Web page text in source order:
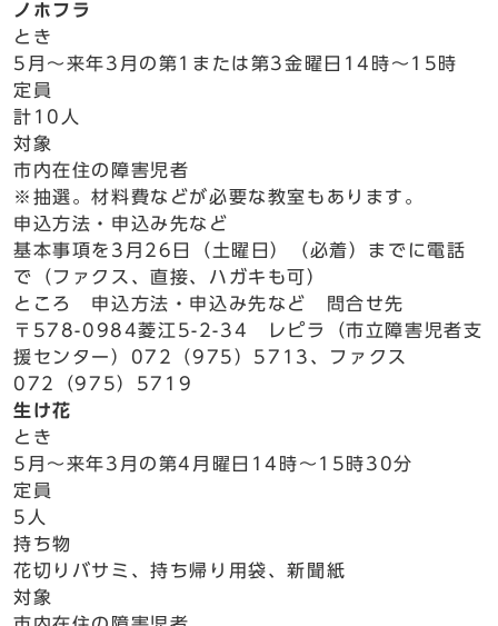
ノホフラ
とき
5月～来年3月の第1または第3金曜日14時～15時
定員
計10人
対象
市内在住の障害児者
※抽選。材料費などが必要な教室もあります。
申込方法・申込み先など
基本事項を3月26日（土曜日）（必着）までに電話
で（ファクス、直接、ハガキも可）
ところ 申込方法・申込み先など 問合せ先
〒578-0984菱江5-2-34 レピラ（市立障害児者支
援センター）072（975）5713、ファクス
072（975）5719
生け花
とき
5月～来年3月の第4月曜日14時～15時30分
定員
5人
持ち物
花切りバサミ、持ち帰り用袋、新聞紙
対象